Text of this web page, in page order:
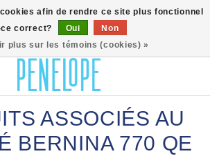
ASSOCIÉS AU
BERNINA 770 QE
afin de rendre ce site plus fonctionnel
ce correct?
Oui
Non
plus sur les témoins (cookies) »